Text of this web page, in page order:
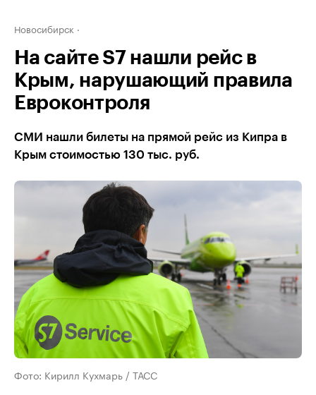
Новосибирск
На сайте S7 нашли рейс в
Крым, нарушающий правила
Евроконтроля
СМИ нашли билеты на прямой рейс из Кипра в
Крым стоимостью 130 тыс. руб.
Фото: Кирилл Кухмарь / ТАСС